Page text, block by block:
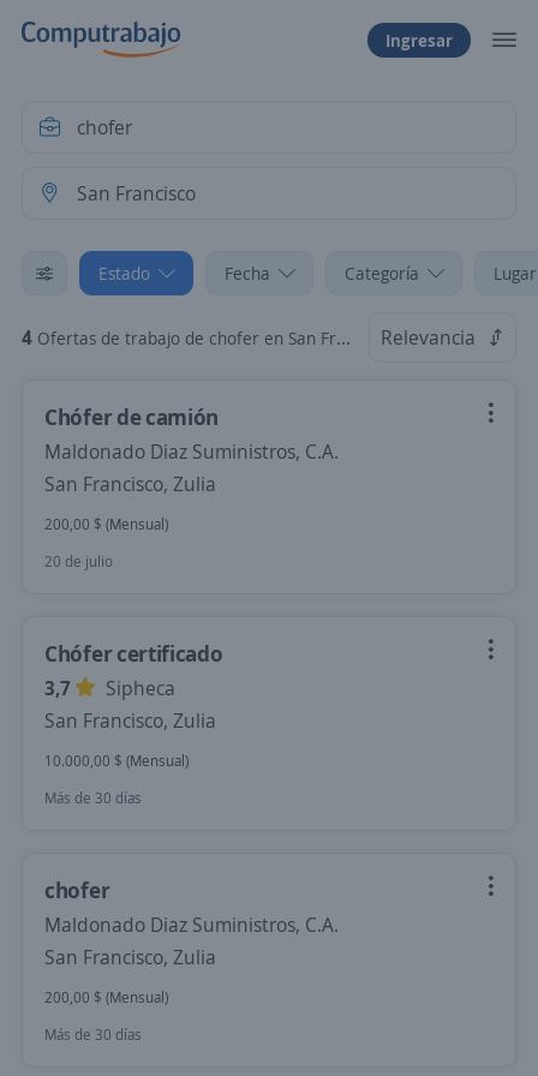
Ingresar
Estado Fecha Categoría
4 Ofertas de trabajo de chofer en San Francisco, Zulia Relevancia
Chófer de camión
Maldonado Diaz Suministros, C.A.
San Francisco, Zulia
200,00 $ (Mensual)
20 de julio
Chófer certificado
3,7
Sipheca
San Francisco, Zulia
10.000,00 $ (Mensual)
Más de 30 días
chofer
Maldonado Diaz Suministros, C.A.
San Francisco, Zulia
200,00 $ (Mensual)
Más de 30 días